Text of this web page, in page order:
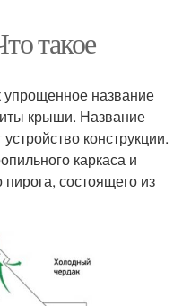
такое
упрощенное название
крыши. Название
конструкции.
каркаса и
состоящего из